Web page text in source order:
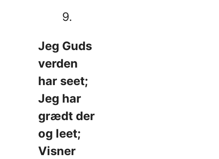
9.
Jeg Guds
verden
har seet;
Jeg har
grædt der
og leet;
Visner